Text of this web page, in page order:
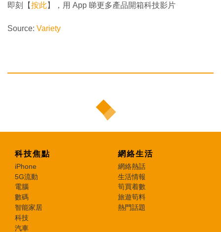
即刻【按此】，用 App 睇更多產品開箱科技影片
Source: Variety
科技焦點
iPhone
5G流動
電腦
數碼
智能家居
科技
汽車
網絡生活
網絡熱話
生活情報
筍買着數
旅遊筍料
熱門話題